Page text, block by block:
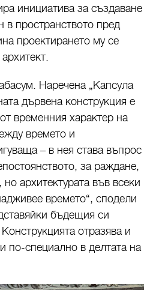
инициатива за създаване
в пространството пред
проектирането му се
Наречена „Капсула
дървена конструкция е
временния характер на
времето и
– в нея става въпрос
за раждане,
архитектурата във всеки
времето“, сподели
бъдещия си
отразява и
по-специално в делтата на